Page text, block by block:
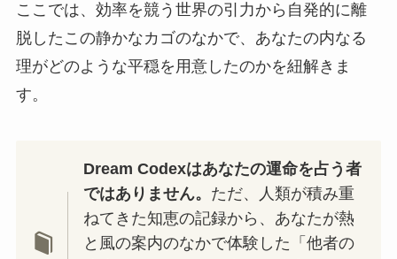
ここでは、効率を競う世界の引力から自発的に離
脱したこの静かなカゴのなかで、あなたの内なる
理がどのような平穏を用意したのかを紐解きま
す。
Dream Codexはあなたの運命を占う者
ではありません。 ただ、人類が積み重
ねてきた知恵の記録から、あなたが熱
と風の案内のなかで体験した「他者の